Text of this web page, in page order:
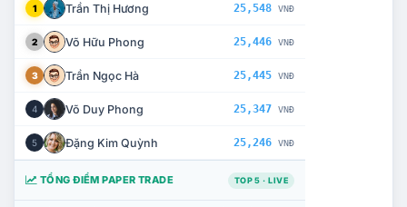
1 Trần Thị Hương 25,548 VNĐ
2 Võ Hữu Phong 25,446 VNĐ
3 Trần Ngọc Hà 25,445 VNĐ
4 Võ Duy Phong 25,347 VNĐ
5 Đặng Kim Quỳnh 25,246 VNĐ
TỔNG ĐIỂM PAPER TRADE TOP 5 · LIVE